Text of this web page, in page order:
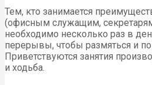
Тем, кто занимается
(офисным служащим,
необходимо несколько раз в
перерывы, чтобы размяться и
Приветствуются занятия
и ходьба.